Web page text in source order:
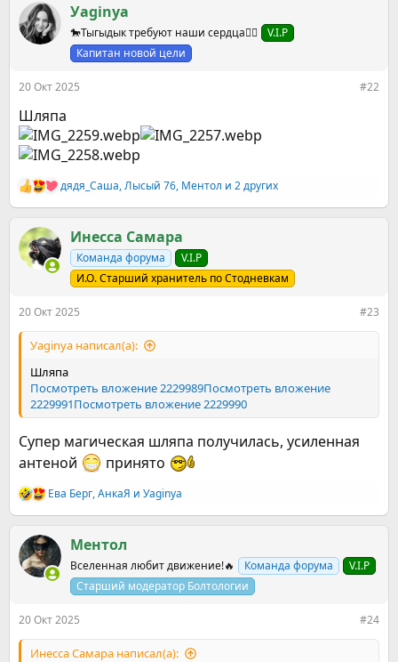
к
ц
и
Уaginya
🐎Тыгыдык требуют наши сердца❤️‍🔥
V.I.P
Капитан новой цели
20 Окт 2025 #22
Шляпа
Р
е
к
ц
и
дядя_Саша,Лысый 76, Ментол и 2 других
Инесса Самара
Команда форума
V.I.P
И.О. Старший хранитель по Стодневкам
20 Окт 2025 #23
Уaginya написал(а):
Шляпа
Посмотреть вложение 2229989Посмотреть вложение
2229991Посмотреть вложение 2229990
Супер магическая шляпа получилась, усиленная
антеной
принято
Р
е
к
ц
и
Ева Берг,АнкаЯ и Уaginya
Ментол
Вселенная любит движение!🔥 Команда форума
V.I.P
Старший модератор Болтологии
20 Окт 2025 #24
Инесса Самара написал(а):